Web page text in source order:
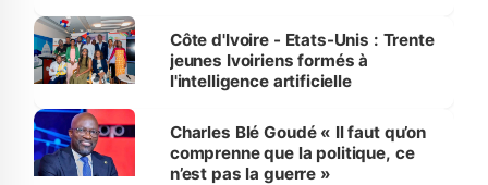
Côte d'Ivoire - Etats-Unis : Trente
jeunes Ivoiriens formés à
l'intelligence artificielle
Charles Blé Goudé « Il faut qu’on
comprenne que la politique, ce
n’est pas la guerre »